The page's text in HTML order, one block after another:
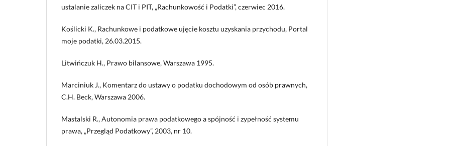
ustalanie zaliczek na CIT i PIT, „Rachunkowość i Podatki”, czerwiec 2016.
Koślicki K., Rachunkowe i podatkowe ujęcie kosztu uzyskania przychodu, Portal
moje podatki, 26.03.2015.
Litwińczuk H., Prawo bilansowe, Warszawa 1995.
Marciniuk J., Komentarz do ustawy o podatku dochodowym od osób prawnych,
C.H. Beck, Warszawa 2006.
Mastalski R., Autonomia prawa podatkowego a spójność i zypełność systemu
prawa, „Przegląd Podatkowy”, 2003, nr 10.